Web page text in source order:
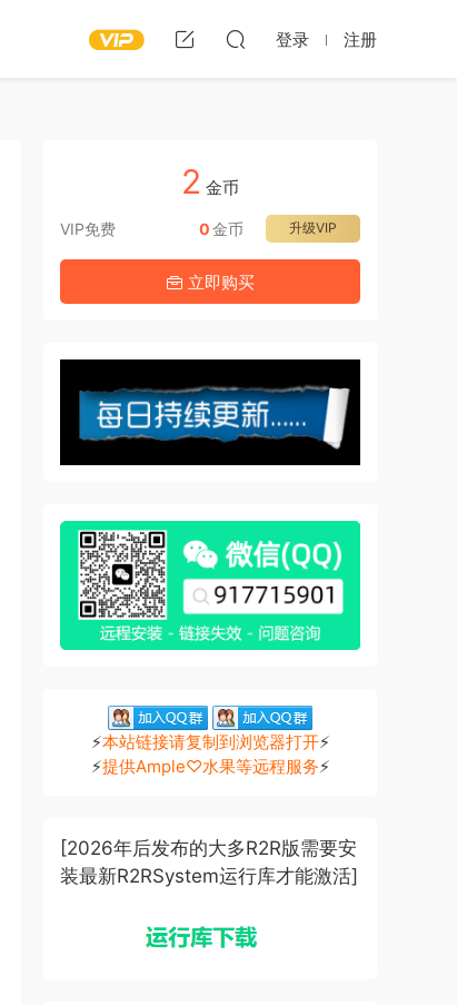
登录 注册
2 金币
VIP免费 升级VIP
0金币
立即购买
⚡本站链接请复制到浏览器打开⚡
⚡提供Ample♡水果等远程服务⚡
[2026年后发布的大多R2R版需要安
装最新R2RSystem运行库才能激活]